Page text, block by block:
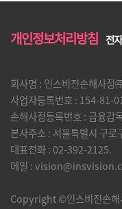
개인정보처리방침 전
회사명 : 인스비전손해사정
사업자등록번호 : 154-81-
손해사정등록번호 : 금융
본사주소 : 서울특별시 구
대표전화 : 02-392-2125.
메일 :
Copyright ©인스비전손